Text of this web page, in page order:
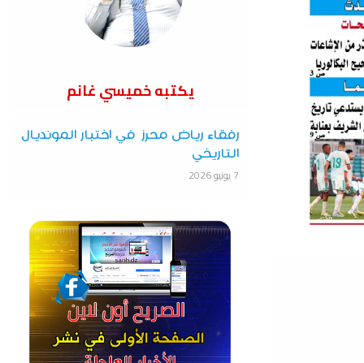
يكتبه خميسي غانم
رفقاء رياض محرز في اختبار المونديال
التاريخي
7 يونيو 2026